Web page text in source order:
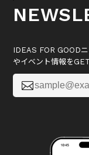
IDEAS FOR GOOD
やイベント情報を
